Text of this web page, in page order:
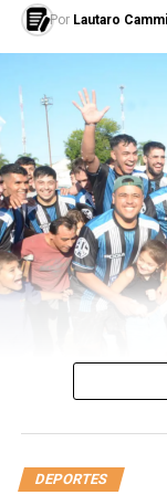
Mientras tanto
Alvarado, quien
novena
lograron
2-1 en los
lo que le aseguró
Además, su
grupos. De los
disputó jugó
diecinueve. La
selecciones
1977 cuando
fue el 22-05-
20, partido en el
Por Lautaro Cammi
DEPORTES